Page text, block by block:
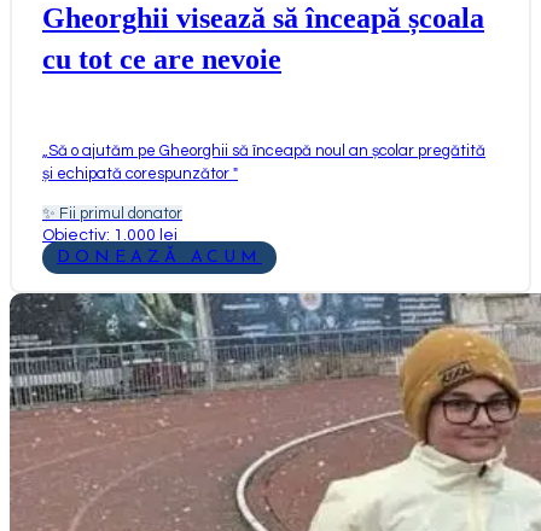
Gheorghii visează să înceapă școala
cu tot ce are nevoie
Să o ajutăm pe Gheorghii să înceapă noul an școlar pregătită
și echipată corespunzător "
✨ Fii primul donator
Obiectiv: 1.000 lei
DONEAZĂ ACUM